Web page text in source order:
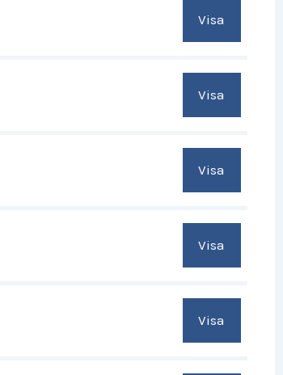
Visa
Visa
Visa
Visa
Visa